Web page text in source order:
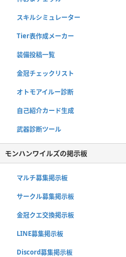
スキルシミュレーター
Tier表作成メーカー
装備投稿一覧
金冠チェックリスト
オトモアイルー診断
自己紹介カード生成
武器診断ツール
モンハンワイルズの掲示板
マルチ募集掲示板
サークル募集掲示板
金冠クエ交換掲示板
LINE募集掲示板
Discord募集掲示板